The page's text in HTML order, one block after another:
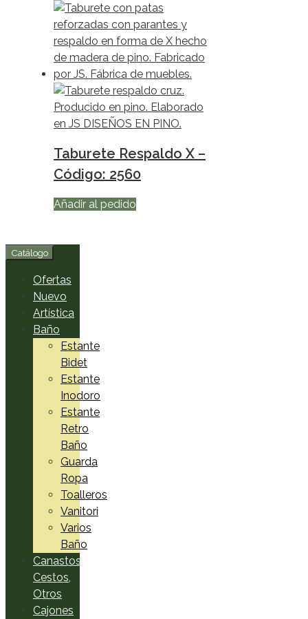
Taburete Respaldo X –
Código: 2560
Añadir al pedido
Catálogo
Ofertas
Nuevo
Artística
Baño
Estante
Bidet
Estante
Inodoro
Estante
Retro
Baño
Guarda
Ropa
Toalleros
Vanitori
Varios
Baño
Canastos,
Cestos,
Otros
Cajones